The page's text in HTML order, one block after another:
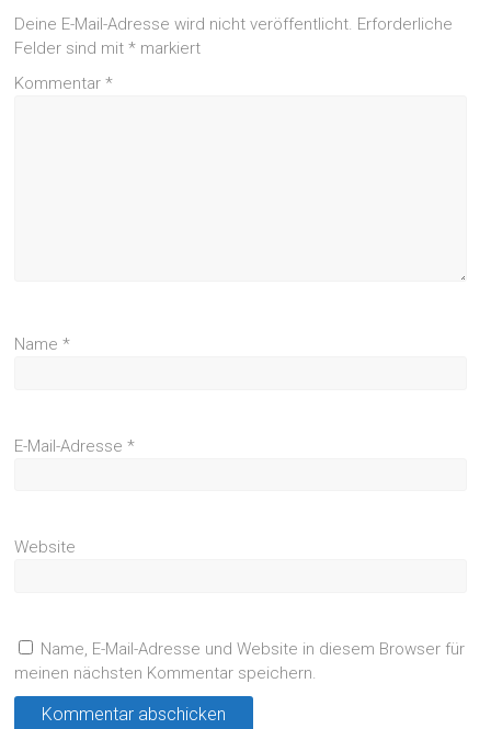
Deine E-Mail-Adresse wird nicht veröffentlicht. Erforderliche
Felder sind mit* markiert
Kommentar*
Name*
E-Mail-Adresse*
Website
Name, E-Mail-Adresse und Website in diesem Browser für
meinen nächsten Kommentar speichern.